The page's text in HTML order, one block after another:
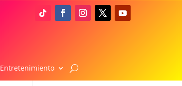
Entretenimiento